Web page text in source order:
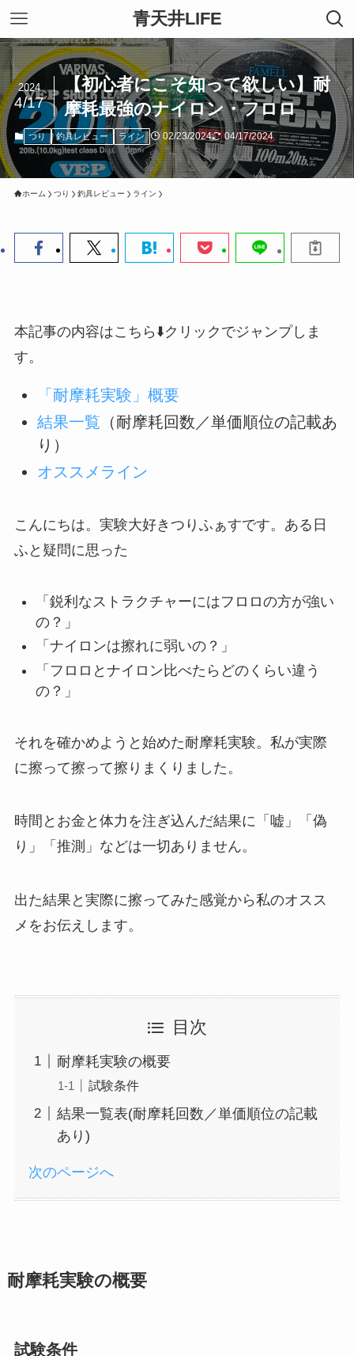
青天井LIFE
【初心者にこそ知って欲しい】耐
摩耗最強のナイロン・フロロ
2024
4/17
つり 釣具レビュー ライン 02/23/2024 04/17/2024
ホーム つり 釣具レビュー ライン
本記事の内容はこちら⬇️クリックでジャンプしま
す。
「耐摩耗実験」概要
結果一覧 （耐摩耗回数／単価順位の記載あ
り）
オススメライン
こんにちは。実験大好きつりふぁすです。ある日
ふと疑問に思った
「鋭利なストラクチャーにはフロロの方が強い
の？」
「ナイロンは擦れに弱いの？」
「フロロとナイロン比べたらどのくらい違う
の？」
それを確かめようと始めた耐摩耗実験。私が実際
に擦って擦って擦りまくりました。
時間とお金と体力を注ぎ込んだ結果に「嘘」「偽
り」「推測」などは一切ありません。
出た結果と実際に擦ってみた感覚から私のオスス
メをお伝えします。
目次
耐摩耗実験の概要
試験条件
結果一覧表(耐摩耗回数／単価順位の記載
あり)
次のページへ
耐摩耗実験の概要
試験条件